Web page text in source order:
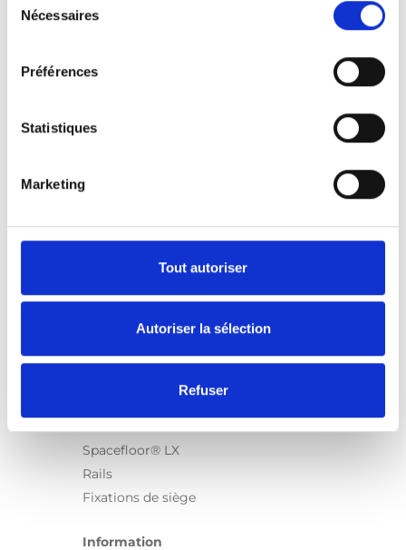
Nécessaires
Préférences
Statistiques
Marketing
Tout autoriser
Autoriser la sélection
Refuser
Carony
Carospeed Classic
Plateformes pour fauteuils roulant
Spacefloor® LX
Rails
Fixations de siège
Information